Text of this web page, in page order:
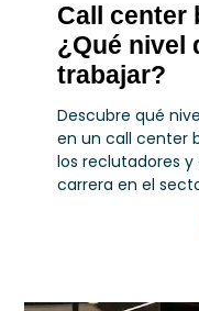
Call center
¿Qué nivel
trabajar?
Descubre qué
en un call center
los reclutadores
carrera en el